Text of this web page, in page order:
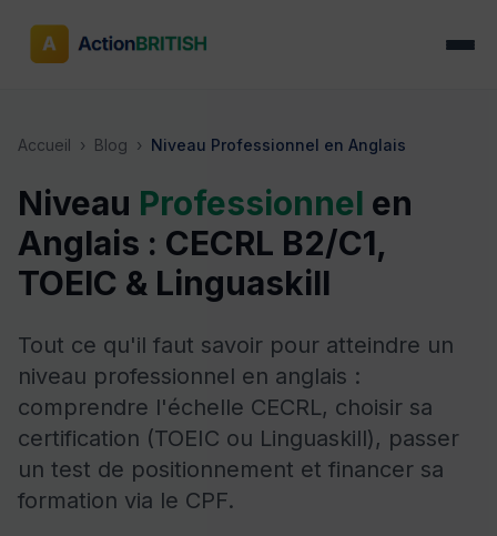
Accueil › Blog › Niveau Professionnel en Anglais
Niveau Professionnel en
Anglais : CECRL B2/C1,
TOEIC & Linguaskill
Tout ce qu'il faut savoir pour atteindre un
niveau professionnel en anglais :
comprendre l'échelle CECRL, choisir sa
certification (TOEIC ou Linguaskill), passer
un test de positionnement et financer sa
formation via le CPF.